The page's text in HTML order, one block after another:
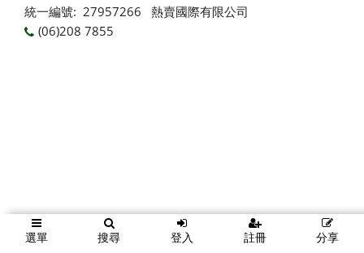
統一編號: 27957266 熱賣國際有限公司
(06)208 7855
選單 搜尋 登入 註冊 分享